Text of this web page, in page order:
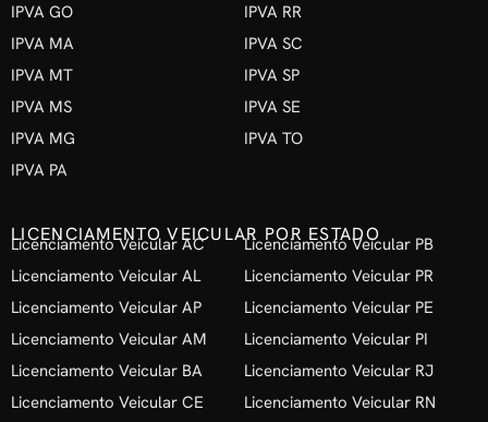
IPVA GO
IPVA MA
IPVA MT
IPVA MS
IPVA MG
IPVA PA
IPVA RR
IPVA SC
IPVA SP
IPVA SE
IPVA TO
LICENCIAMENTO VEICULAR POR ESTADO
Licenciamento Veicular AC
Licenciamento Veicular AL
Licenciamento Veicular AP
Licenciamento Veicular AM
Licenciamento Veicular BA
Licenciamento Veicular CE
Licenciamento Veicular PB
Licenciamento Veicular PR
Licenciamento Veicular PE
Licenciamento Veicular PI
Licenciamento Veicular RJ
Licenciamento Veicular RN